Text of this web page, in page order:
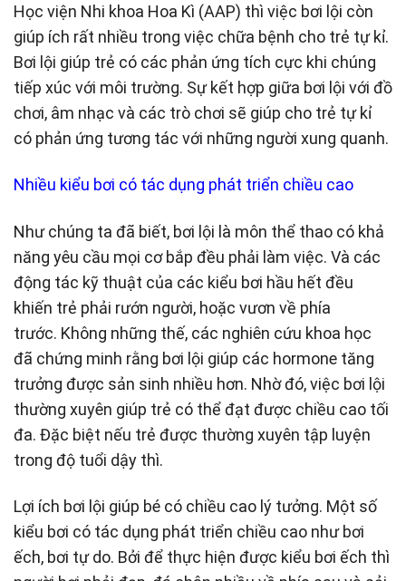
Học viện Nhi khoa Hoa Kì (AAP) thì việc bơi lội còn
giúp ích rất nhiều trong việc chữa bệnh cho trẻ tự kỉ.
Bơi lội giúp trẻ có các phản ứng tích cực khi chúng
tiếp xúc với môi trường. Sự kết hợp giữa bơi lội với đồ
chơi, âm nhạc và các trò chơi sẽ giúp cho trẻ tự kỉ
có phản ứng tương tác với những người xung quanh.
Nhiều kiểu bơi có tác dụng phát triển chiều cao
Như chúng ta đã biết, bơi lội là môn thể thao có khả
năng yêu cầu mọi cơ bắp đều phải làm việc. Và các
động tác kỹ thuật của các kiểu bơi hầu hết đều
khiến trẻ phải rướn người, hoặc vươn về phía
trước. Không những thế, các nghiên cứu khoa học
đã chứng minh rằng bơi lội giúp các hormone tăng
trưởng được sản sinh nhiều hơn. Nhờ đó, việc bơi lội
thường xuyên giúp trẻ có thể đạt được chiều cao tối
đa. Đặc biệt nếu trẻ được thường xuyên tập luyện
trong độ tuổi dậy thì.
Lợi ích bơi lội giúp bé có chiều cao lý tưởng. Một số
kiểu bơi có tác dụng phát triển chiều cao như bơi
ếch, bơi tự do. Bởi để thực hiện được kiểu bơi ếch thì